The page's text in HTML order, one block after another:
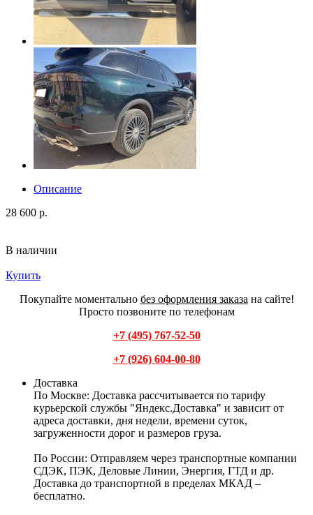
Описание
28 600 р.
В наличии
Купить
Покупайте моментально без оформления заказа на сайте!
Просто позвоните по телефонам
+7 (495) 767-52-50
+7 (926) 604-00-80
Доставка
По Москве: Доставка рассчитывается по тарифу
курьерской службы "Яндекс.Доставка" и зависит от
адреса доставки, дня недели, времени суток,
загруженности дорог и размеров груза.
По России: Отправляем через транспортные компании
СДЭК, ПЭК, Деловые Линии, Энергия, ГТД и др.
Доставка до транспортной в пределах МКАД –
бесплатно.